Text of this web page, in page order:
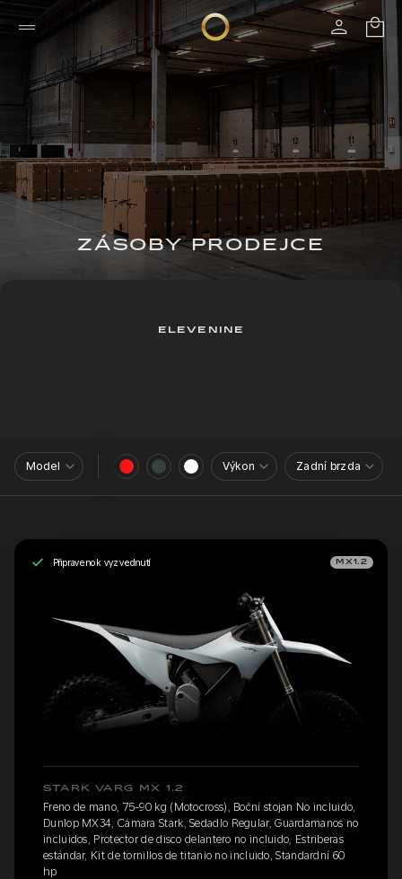
ZÁSOBY PRODEJCE
ELEVENINE
Model Výkon Zadní brzda
Připraveno k vyzvednutí MX1.2
STARK VARG MX 1.2
Freno de mano, 75-90 kg (Motocross), Boční stojan No incluido,
Dunlop MX34, Cámara Stark, Sedadlo Regular, Guardamanos no
incluidos, Protector de disco delantero no incluido, Estriberas
estándar, Kit de tornillos de titanio no incluido, Standardní 60
hp